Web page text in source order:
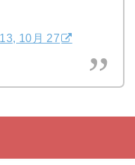
10月 27